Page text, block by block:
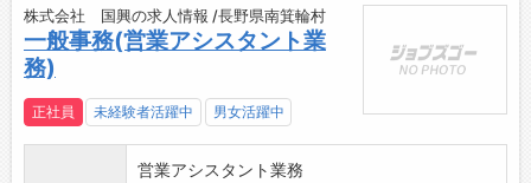
株式会社 国興の求人情報 /長野県南箕輪村
一般事務(営業アシスタント業
務)
正社員 未経験者活躍中 男女活躍中
営業アシスタント業務